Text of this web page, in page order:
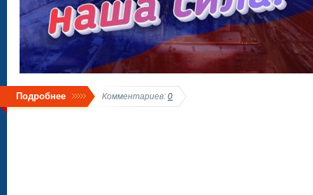
Подробнее Комментариев: 0